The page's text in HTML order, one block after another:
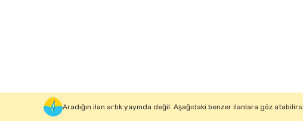
Aradığın ilan artık yayında değil. Aşağıdaki benzer ilanlara göz